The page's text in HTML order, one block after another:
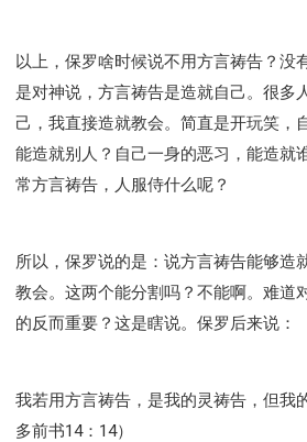
以上，保罗啥时候说不用方言祷告？没
是对神说，方言祷告是造就自己。很多
己，我直接造就教会。简直是开玩笑，
能造就别人？自己一身的恶习，能造就
常方言祷告，人服侍什么呢？
所以，保罗说的是：说方言祷告能够造
教会。这两个能分割吗？不能啊。难道
的反而重要？这是瞎说。保罗后来说：
我若用方言祷告，是我的灵祷告，但我
多前书14：14）